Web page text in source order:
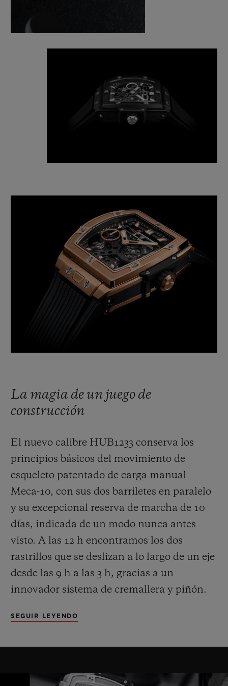
espacio con la disposición más eficaz desde
el punto de vista técnico, y más armoniosa
La magia de un juego de
construcción
El nuevo calibre HUB1233 conserva los
principios básicos del movimiento de
esqueleto patentado de carga manual
Meca-10, con sus dos barriletes en paralelo
y su excepcional reserva de marcha de 10
días, indicada de un modo nunca antes
visto. A las 12 h encontramos los dos
rastrillos que se deslizan a lo largo de un eje
desde las 9 h a las 3 h, gracias a un
innovador sistema de cremallera y piñón.
el número de días de reserva de marcha
tiempo. Otra particularidad técnica y
SEGUIR LEYENDO